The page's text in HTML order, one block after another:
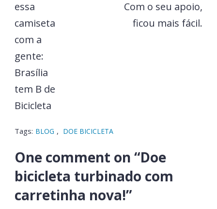
essa
camiseta
com a
gente:
Brasília
tem B de
Bicicleta
Com o seu apoio,
ficou mais fácil.
Tags: BLOG , DOE BICICLETA
One comment on “Doe
bicicleta turbinado com
carretinha nova!”